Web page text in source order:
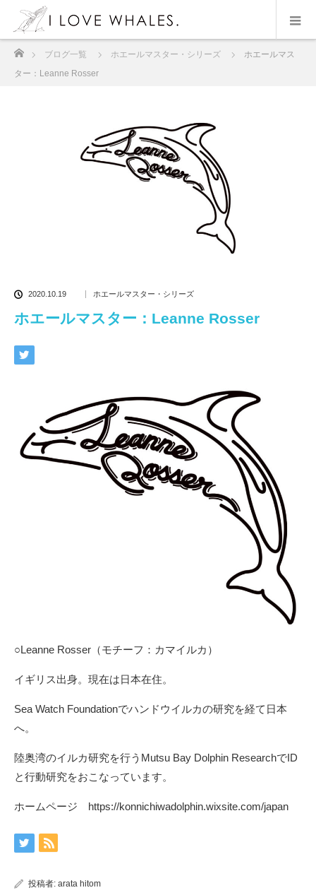
ブログ一覧 ホエールマスター・シリーズ
ホエールマス
ター：Leanne Rosser
2020.10.19 ホエールマスター・シリーズ
ホエールマスター：Leanne Rosser
○Leanne Rosser（モチーフ：カマイルカ）
イギリス出身。現在は日本在住。
Sea Watch Foundationでハンドウイルカの研究を経て日本
へ。
陸奥湾のイルカ研究を行うMutsu Bay Dolphin ResearchでID
と行動研究をおこなっています。
ホームページ https://konnichiwadolphin.wixsite.com/japan
投稿者: arata hitom